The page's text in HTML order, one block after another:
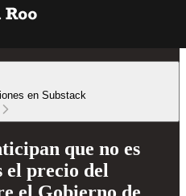
en Substack
que no es
el precio del